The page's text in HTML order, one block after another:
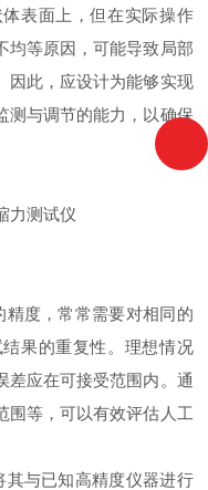
表面上，但在实际操作
均等原因，可能导致局部
因此，应设计为能够实现
测与调节的能力，以确保
度，常常需要对相同的
果的重复性。理想情况
差应在可接受范围内。通
围等，可以有效评估人工
与已知高精度仪器进行